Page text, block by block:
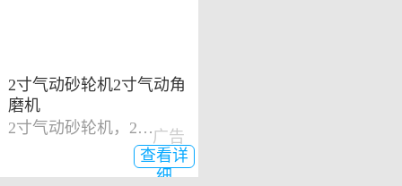
2寸气动砂轮机2寸气动角
磨机
2寸气动砂轮机，2寸气动角磨机
查看详
细
广告